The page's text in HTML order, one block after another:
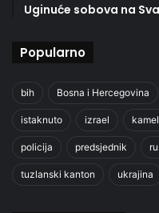
Uginuće sobova na
Popularno
bih Bosna i Hercegovina
istaknuto izrael
policija predsjednik
tuzlanski kanton ukrajina